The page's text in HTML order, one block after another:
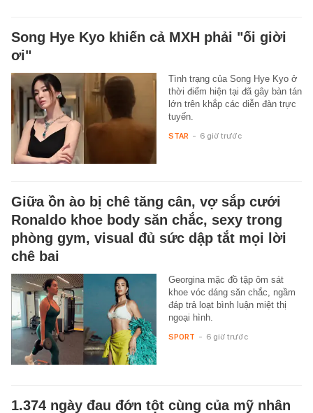
Song Hye Kyo khiến cả MXH phải "ối giời
ơi"
Tình trạng của Song Hye Kyo ở
thời điểm hiện tại đã gây bàn tán
lớn trên khắp các diễn đàn trực
tuyến.
STAR - 6 giờ trước
Giữa ồn ào bị chê tăng cân, vợ sắp cưới
Ronaldo khoe body săn chắc, sexy trong
phòng gym, visual đủ sức dập tắt mọi lời
chê bai
Georgina mặc đồ tập ôm sát
khoe vóc dáng săn chắc, ngầm
đáp trả loạt bình luận miệt thị
ngoại hình.
SPORT - 6 giờ trước
1.374 ngày đau đớn tột cùng của mỹ nhân